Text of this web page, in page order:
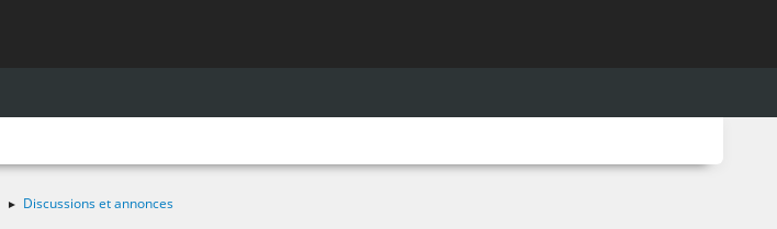
► Discussions et annonces